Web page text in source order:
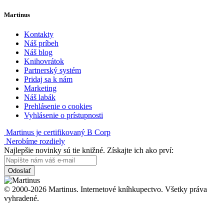
Martinus
Kontakty
Náš príbeh
Náš blog
Knihovrátok
Partnerský systém
Pridaj sa k nám
Marketing
Náš labák
Prehlásenie o cookies
Vyhlásenie o prístupnosti
Martinus je certifikovaný B Corp
Nerobíme rozdiely
Najlepšie novinky sú tie knižné. Získajte ich ako prví:
Odoslať
© 2000-2026 Martinus. Internetové kníhkupectvo. Všetky práva
vyhradené.